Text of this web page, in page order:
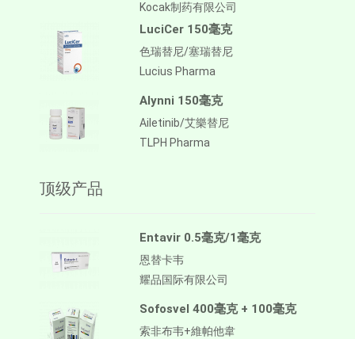
Kocak制药有限公司
LuciCer 150毫克
色瑞替尼/塞瑞替尼
Lucius Pharma
Alynni 150毫克
Ailetinib/艾樂替尼
TLPH Pharma
顶级产品
Entavir 0.5毫克/1毫克
恩替卡韦
耀品国际有限公司
Sofosvel 400毫克 + 100毫克
索非布韦+維帕他韋